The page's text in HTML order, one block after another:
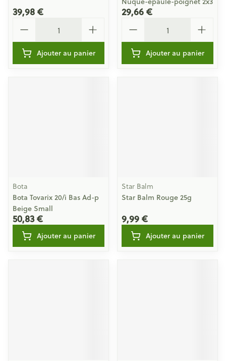
39,98 €
Ajouter au panier
29,66 €
Ajouter au panier
Bota
Bota Tovarix 20/i Bas Ad-p
Beige Small
50,83 €
Ajouter au panier
Star Balm
Star Balm Rouge 25g
9,99 €
Ajouter au panier